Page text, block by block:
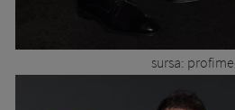
sursa: